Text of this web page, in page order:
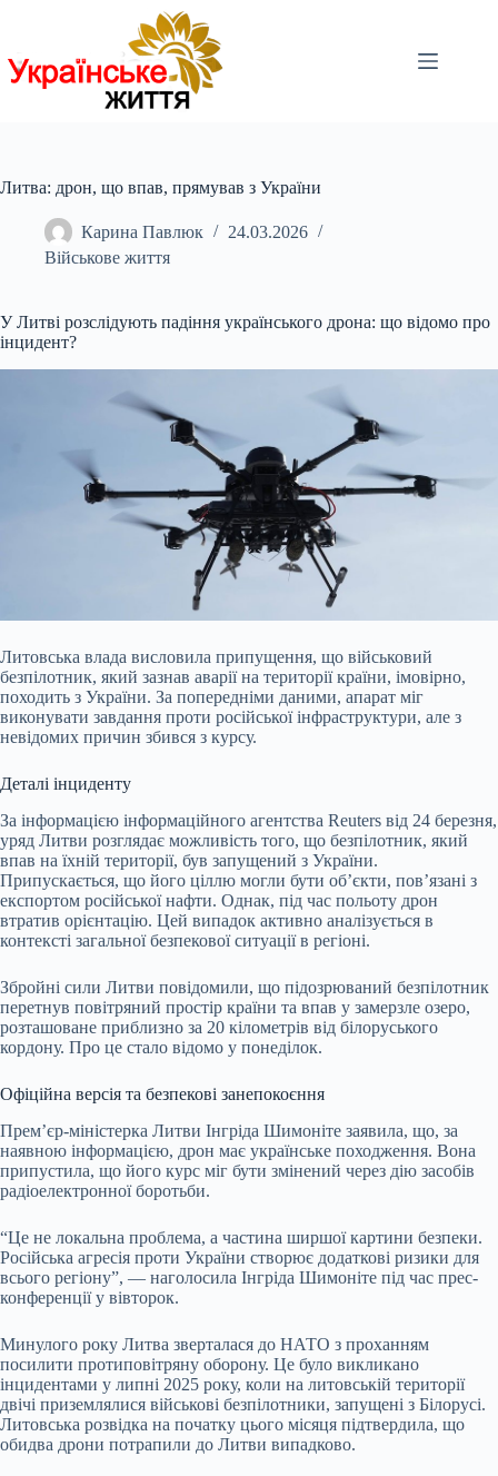
Литва: дрон, що впав, прямував з України
Карина Павлюк
24.03.2026
Військове життя
У Литві розслідують падіння українського дрона: що відомо про
інцидент?
Литовська влада висловила припущення, що військовий
безпілотник, який зазнав аварії на території країни, імовірно,
походить з України. За попередніми даними, апарат міг
виконувати завдання проти російської інфраструктури, але з
невідомих причин збився з курсу.
Деталі інциденту
За інформацією інформаційного агентства Reuters від 24 березня,
уряд Литви розглядає можливість того, що безпілотник, який
впав на їхній території, був запущений з України.
Припускається, що його ціллю могли бути об’єкти, пов’язані з
експортом російської нафти. Однак, під час польоту дрон
втратив орієнтацію. Цей випадок активно аналізується в
контексті загальної безпекової ситуації в регіоні.
Збройні сили Литви повідомили, що підозрюваний безпілотник
перетнув повітряний простір країни та впав у замерзле озеро,
розташоване приблизно за 20 кілометрів від білоруського
кордону. Про це стало відомо у понеділок.
Офіційна версія та безпекові занепокоєння
Прем’єр-міністерка Литви Інгріда Шимоніте заявила, що, за
наявною інформацією, дрон має українське походження. Вона
припустила, що його курс міг бути змінений через дію засобів
радіоелектронної боротьби.
“Це не локальна проблема, а частина ширшої картини безпеки.
Російська агресія проти України створює додаткові ризики для
всього регіону”, — наголосила Інгріда Шимоніте під час прес-
конференції у вівторок.
Минулого року Литва зверталася до НАТО з проханням
посилити протиповітряну оборону. Це було викликано
інцидентами у липні 2025 року, коли на литовській території
двічі приземлялися військові безпілотники, запущені з Білорусі.
Литовська розвідка на початку цього місяця підтвердила, що
обидва дрони потрапили до Литви випадково.